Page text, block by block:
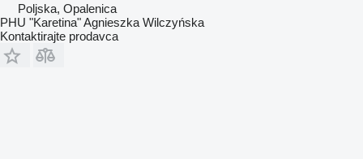
Poljska, Opalenica
PHU "Karetina" Agnieszka Wilczyńska
Kontaktirajte prodavca